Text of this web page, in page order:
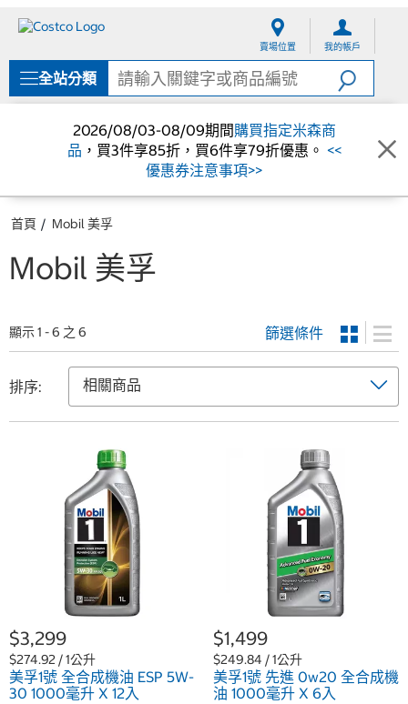
單
賣場位置 我的帳戶
全站分類
2026/08/03-08/09期間購買指定米森商
品 ，買3件享85折，買6件享79折優惠。 <<
優惠券注意事項>>
首頁 Mobil 美孚
Mobil 美孚
顯示 1 - 6 之 6 篩選條件
排序:
$3,299
$274.92 / 1公升
美孚1號 全合成機油 ESP 5W-
30 1000毫升 X 12入
$1,499
$249.84 / 1公升
美孚1號 先進 0w20 全合成機
油 1000毫升 X 6入